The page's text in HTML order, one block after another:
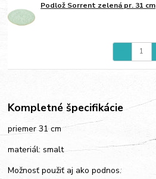
Podlož Sorrent zelená pr. 31 cm
Kompletné špecifikácie
priemer 31 cm
materiál: smalt
Možnosť použiť aj ako podnos.